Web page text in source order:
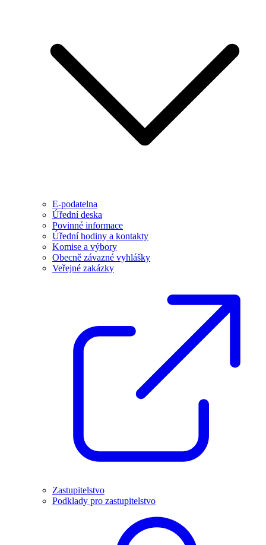
E-podatelna
Úřední deska
Povinné informace
Úřední hodiny a kontakty
Komise a výbory
Obecně závazné vyhlášky
Veřejné zakázky
Zastupitelstvo
Podklady pro zastupitelstvo